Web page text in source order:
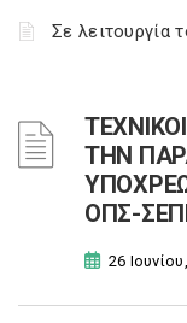
Σε λειτουργία
ΤΗΝ
ΟΠΣ-
26